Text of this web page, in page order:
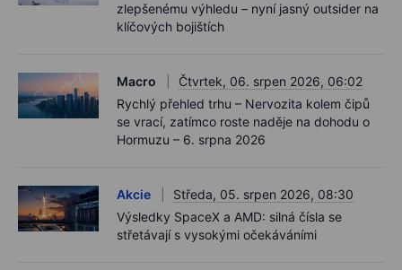
zlepšenému výhledu – nyní jasný outsider na
klíčových bojištích
Macro
Čtvrtek, 06. srpen 2026, 06:02
Rychlý přehled trhu – Nervozita kolem čipů
se vrací, zatímco roste naděje na dohodu o
Hormuzu – 6. srpna 2026
Akcie
Středa, 05. srpen 2026, 08:30
Výsledky SpaceX a AMD: silná čísla se
střetávají s vysokými očekáváními